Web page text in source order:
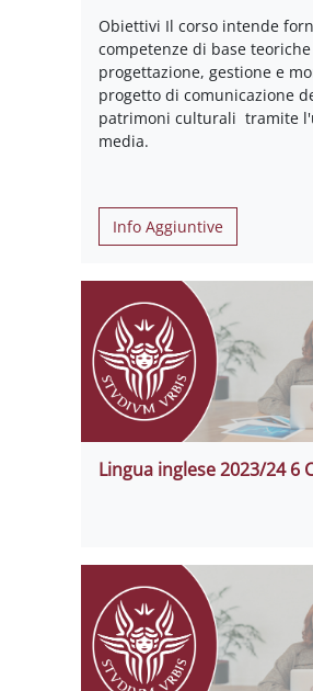
Obiettivi Il corso intende
competenze di base
progettazione, gestione e
progetto di comunicazione
patrimoni culturali tramite
media.
Info Aggiuntive
Lingua inglese 2023/24 6